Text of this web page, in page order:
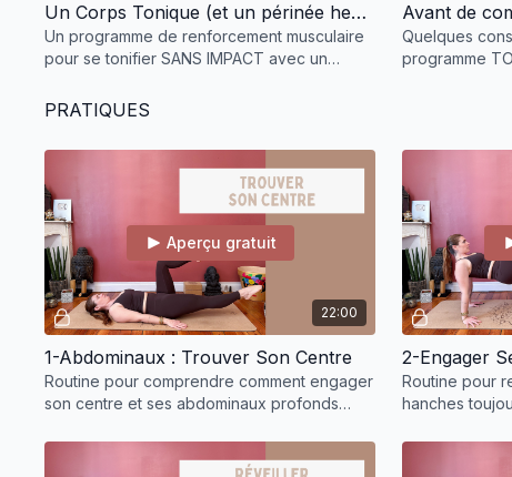
Un Corps Tonique (et un périnée heureux)
Un programme de renforcement musculaire
pour se tonifier SANS IMPACT avec un
transverse
Quelques
programme
PRATIQUES
22:00
Aperçu gratuit
1-Abdominaux : Trouver Son Centre
Routine pour comprendre comment engager
son centre et ses abdominaux profonds
2-Engager
Routine pour
hanches
du périnée.